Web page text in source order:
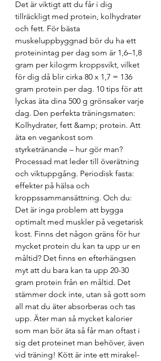
Det är viktigt att du får i dig
tillräckligt med protein, kolhydrater
och fett. För bästa
muskeluppbyggnad bör du ha ett
proteinintag per dag som är 1,6–1,8
gram per kilogrm kroppsvikt, vilket
för dig då blir cirka 80 x 1,7 = 136
gram protein per dag. 10 tips för att
lyckas äta dina 500 g grönsaker varje
dag. Den perfekta träningsmaten:
Kolhydrater, fett &amp; protein. Att
äta en vegankost som
styrketränande – hur gör man?
Processad mat leder till överätning
och viktuppgång. Periodisk fasta:
effekter på hälsa och
kroppssammansättning. Och du:
Det är inga problem att bygga
optimalt med muskler på vegetarisk
kost. Finns det någon gräns för hur
mycket protein du kan ta upp ur en
måltid? Det finns en efterhängsen
myt att du bara kan ta upp 20-30
gram protein från en måltid. Det
stämmer dock inte, utan så gott som
all mat du äter absorberas och tas
upp. Äter man så mycket kalorier
som man bör äta så får man oftast i
sig det proteinet man behöver, även
vid träning! Kött är inte ett mirakel-